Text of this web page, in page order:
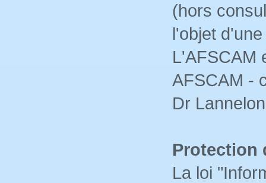
(hors
l'objet
L'AFSCAM
AFSCAM -
Dr
Protection
La loi